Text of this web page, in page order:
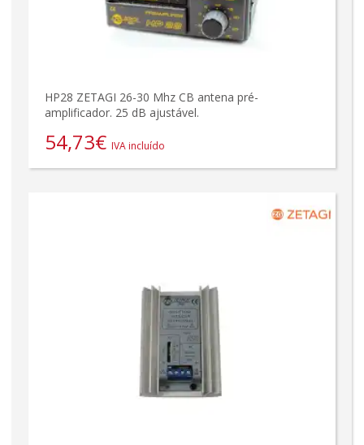
HP28 ZETAGI 26-30 Mhz CB antena pré-
amplificador. 25 dB ajustável.
54,73€ IVA incluído